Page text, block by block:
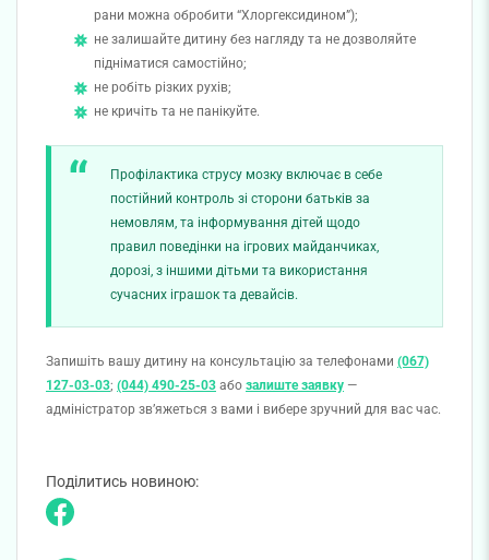
рани можна обробити “Хлоргексидином”);
не залишайте дитину без нагляду та не дозволяйте
підніматися самостійно;
не робіть різких рухів;
не кричіть та не панікуйте.
Профілактика струсу мозку включає в себе
постійний контроль зі сторони батьків за
немовлям, та інформування дітей щодо
правил поведінки на ігрових майданчиках,
дорозі, з іншими дітьми та використання
сучасних іграшок та девайсів.
Запишіть вашу дитину на консультацію за телефонами (067)
127-03-03; (044) 490-25-03 або залиште заявку —
адміністратор зв’яжеться з вами і вибере зручний для вас час.
Поділитись новиною: